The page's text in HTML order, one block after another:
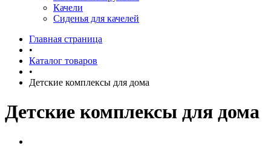
Качели
Сиденья для качелей
Главная страница
•
Каталог товаров
•
Детские комплексы для дома
Детские комплексы для дома